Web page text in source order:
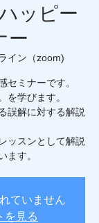
ッピー
ー
イン（zoom)
セミナーです。
を学びます。
誤解に対する解説
ッスンとして解説
ます。
ていません
を見る